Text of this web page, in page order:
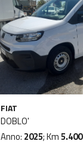
FIAT
DOBLO'
Anno: 2025; Km5.400